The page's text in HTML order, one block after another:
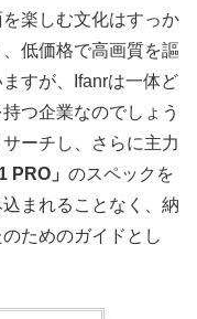
楽しむ文化はすっか
低価格で高画質を謳
すが、Ifanrは一体ど
つ企業なのでしょう
ーチし、さらに主力
PRO」 のスペックを
まれることなく、納
ためのガイドとし